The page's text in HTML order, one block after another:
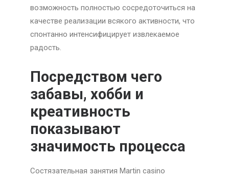
возможность полностью сосредоточиться на
качестве реализации всякого активности, что
спонтанно интенсифицирует извлекаемое
радость.
Посредством чего
забавы, хобби и
креативность
показывают
значимость процесса
Состязательная занятия Martin casino